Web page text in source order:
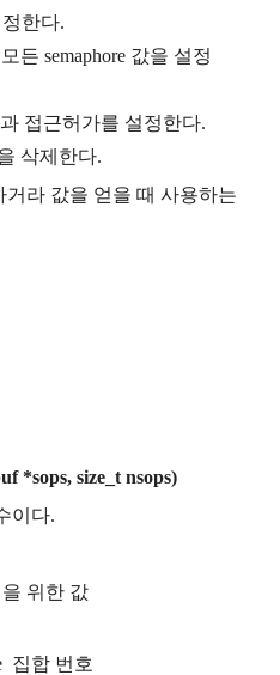
정한다.
든 semaphore 값을 설정
과 접근허가를 설정한다.
삭제한다.
거라 값을 얻을 때 사용하는
*sops, size_t nsops)
이다.
을 위한 값
집합 번호